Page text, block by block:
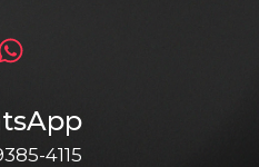
4115